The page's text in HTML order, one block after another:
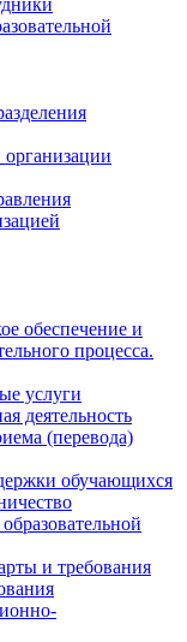
организации
обеспечение и
процесса.
услуги
деятельность
(перевода)
обучающихся
и требования